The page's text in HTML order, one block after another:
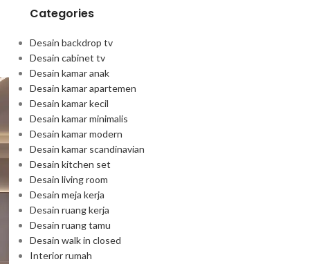
Categories
Desain backdrop tv
Desain cabinet tv
Desain kamar anak
Desain kamar apartemen
Desain kamar kecil
Desain kamar minimalis
Desain kamar modern
Desain kamar scandinavian
Desain kitchen set
Desain living room
Desain meja kerja
Desain ruang kerja
Desain ruang tamu
Desain walk in closed
Interior rumah